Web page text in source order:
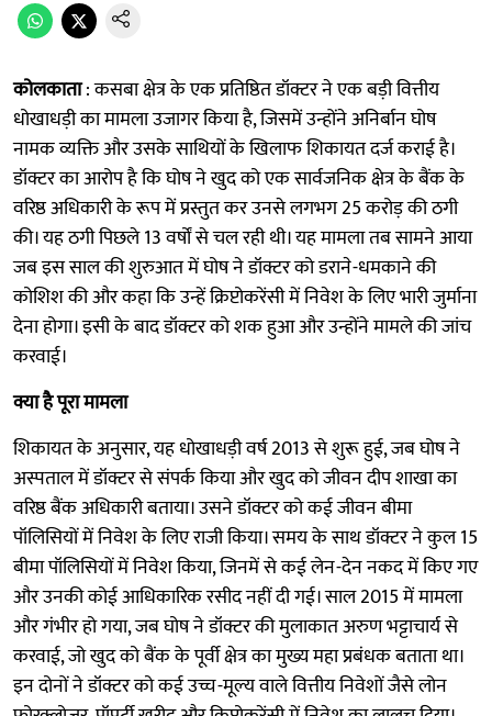
कोलकाता: कसबा क्षेत्र के एक प्रतिष्ठित डॉक्टर ने एक बड़ी वित्तीय
धोखाधड़ी का मामला उजागर किया है, जिसमें उन्होंने अनिर्बान घोष
नामक व्यक्ति और उसके साथियों के खिलाफ शिकायत दर्ज कराई है।
डॉक्टर का आरोप है कि घोष ने खुद को एक सार्वजनिक क्षेत्र के बैंक के
वरिष्ठ अधिकारी के रूप में प्रस्तुत कर उनसे लगभग 25 करोड़ की ठगी
की। यह ठगी पिछले 13 वर्षों से चल रही थी। यह मामला तब सामने आया
जब इस साल की शुरुआत में घोष ने डॉक्टर को डराने-धमकाने की
कोशिश की और कहा कि उन्हें क्रिप्टोकरेंसी में निवेश के लिए भारी जुर्माना
देना होगा। इसी के बाद डॉक्टर को शक हुआ और उन्होंने मामले की जांच
करवाई।
क्या है पूरा मामला
शिकायत के अनुसार, यह धोखाधड़ी वर्ष 2013 से शुरू हुई, जब घोष ने
अस्पताल में डॉक्टर से संपर्क किया और खुद को जीवन दीप शाखा का
वरिष्ठ बैंक अधिकारी बताया। उसने डॉक्टर को कई जीवन बीमा
पॉलिसियों में निवेश के लिए राजी किया। समय के साथ डॉक्टर ने कुल 15
बीमा पॉलिसियों में निवेश किया, जिनमें से कई लेन-देन नकद में किए गए
और उनकी कोई आधिकारिक रसीद नहीं दी गई। साल 2015 में मामला
और गंभीर हो गया, जब घोष ने डॉक्टर की मुलाकात अरुण भट्टाचार्य से
करवाई, जो खुद को बैंक के पूर्वी क्षेत्र का मुख्य महा प्रबंधक बताता था।
इन दोनों ने डॉक्टर को कई उच्च-मूल्य वाले वित्तीय निवेशों जैसे लोन